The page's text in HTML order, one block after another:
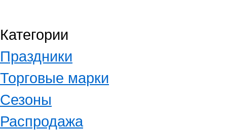
Категории
Праздники
Торговые марки
Сезоны
Распродажа